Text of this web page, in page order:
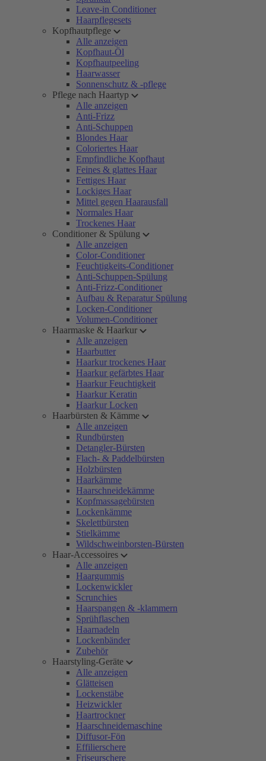
Leave-in Conditioner
Haarpflegesets
Kopfhautpflege
Alle anzeigen
Kopfhaut-Öl
Kopfhautpeeling
Haarwasser
Sonnenschutz & -pflege
Pflege nach Haartyp
Alle anzeigen
Anti-Frizz
Anti-Schuppen
Blondes Haar
Coloriertes Haar
Empfindliche Kopfhaut
Feines & glattes Haar
Fettiges Haar
Lockiges Haar
Mittel gegen Haarausfall
Normales Haar
Trockenes Haar
Conditioner & Spülung
Alle anzeigen
Color-Conditioner
Feuchtigkeits-Conditioner
Anti-Schuppen-Spülung
Anti-Frizz-Conditioner
Aufbau & Reparatur Spülung
Locken-Conditioner
Volumen-Conditioner
Haarmaske & Haarkur
Alle anzeigen
Haarbutter
Haarkur trockenes Haar
Haarkur gefärbtes Haar
Haarkur Feuchtigkeit
Haarkur Keratin
Haarkur Locken
Haarbürsten & Kämme
Alle anzeigen
Rundbürsten
Detangler-Bürsten
Flach- & Paddelbürsten
Holzbürsten
Haarkämme
Haarschneidekämme
Kopfmassagebürsten
Lockenkämme
Skelettbürsten
Stielkämme
Wildschweinborsten-Bürsten
Haar-Accessoires
Alle anzeigen
Haargummis
Lockenwickler
Scrunchies
Haarspangen & -klammern
Sprühflaschen
Haarnadeln
Lockenbänder
Zubehör
Haarstyling-Geräte
Alle anzeigen
Glätteisen
Lockenstäbe
Heizwickler
Haartrockner
Haarschneidemaschine
Diffusor-Fön
Effilierschere
Friseurschere